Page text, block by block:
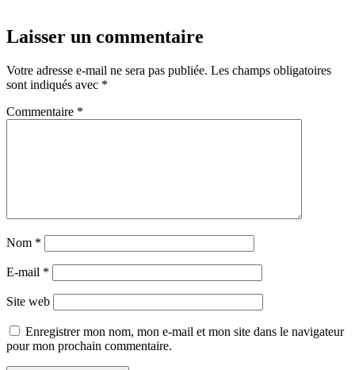
Laisser un commentaire
Votre adresse e-mail ne sera pas publiée. Les champs obligatoires
sont indiqués avec *
Commentaire *
Nom *
E-mail *
Site web
Enregistrer mon nom, mon e-mail et mon site dans le navigateur
pour mon prochain commentaire.